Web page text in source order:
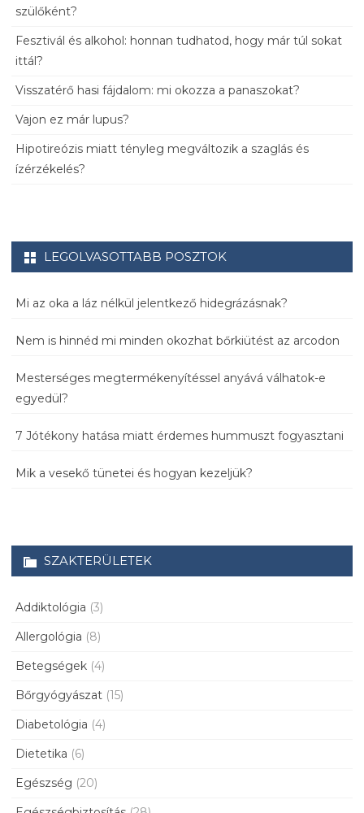
szülőként?
Fesztivál és alkohol: honnan tudhatod, hogy már túl sokat
ittál?
Visszatérő hasi fájdalom: mi okozza a panaszokat?
Vajon ez már lupus?
Hipotireózis miatt tényleg megváltozik a szaglás és
ízérzékelés?
LEGOLVASOTTABB POSZTOK
Mi az oka a láz nélkül jelentkező hidegrázásnak?
Nem is hinnéd mi minden okozhat bőrkiütést az arcodon
Mesterséges megtermékenyítéssel anyává válhatok-e
egyedül?
7 Jótékony hatása miatt érdemes hummuszt fogyasztani
Mik a vesekő tünetei és hogyan kezeljük?
SZAKTERÜLETEK
Addiktológia (3)
Allergológia (8)
Betegségek (4)
Bőrgyógyászat (15)
Diabetológia (4)
Dietetika (6)
Egészség (20)